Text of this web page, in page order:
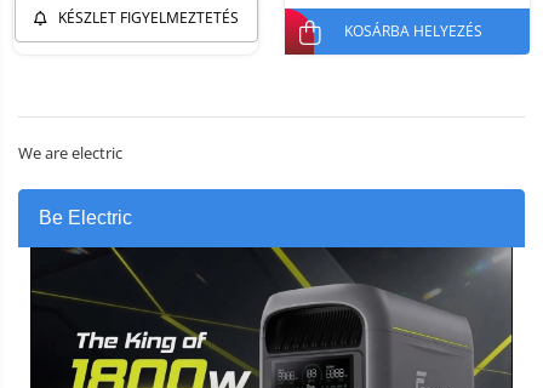
KÉSZLET FIGYELMEZTETÉS
KOSÁRBA HELYEZÉS
We are electric
Be Electric